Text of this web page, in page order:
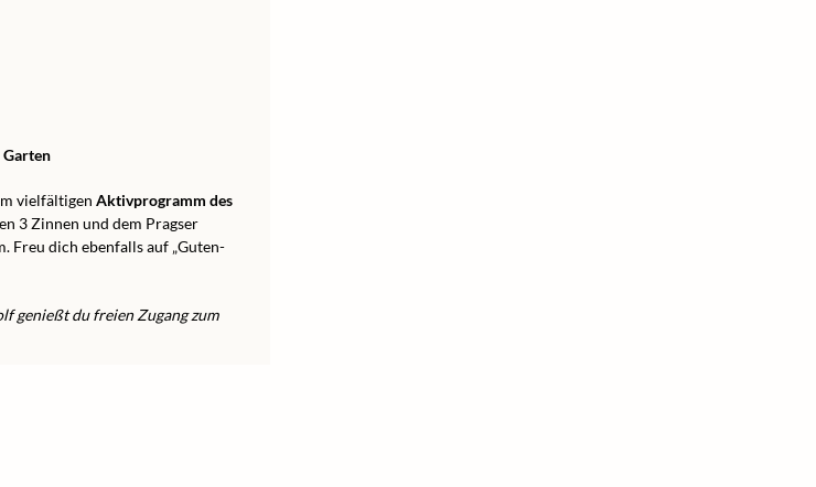
Garten
vielfältigen Aktivprogramm des
3 Zinnen und dem Pragser
Freu dich ebenfalls auf „Guten-
genießt du freien Zugang zum